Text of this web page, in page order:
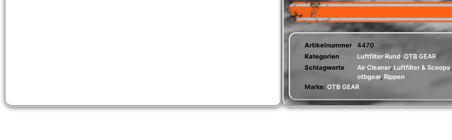
Artikelnummer
4470
Kategorien
Luftfilter Rund, OTB GEAR
Schlagworte
Air Cleaner, Luftfilter & Scoops,
otbgear, Rippen
Marke: OTB GEAR